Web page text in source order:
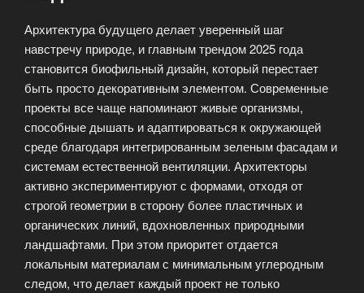
Архитектура будущего делает уверенный шаг
навстречу природе, и главным трендом 2025 года
становится биофильный дизайн, который перестает
быть просто декоративным элементом. Современные
проекты все чаще напоминают живые организмы,
способные дышать и адаптироваться к окружающей
среде благодаря интегрированным зеленым фасадам и
системам естественной вентиляции. Архитекторы
активно экспериментируют с формами, отходя от
строгой геометрии в сторону более пластичных и
органических линий, вдохновленных природными
ландшафтами. При этом приоритет отдается
локальным материалам с минимальным углеродным
следом, что делает каждый проект не только